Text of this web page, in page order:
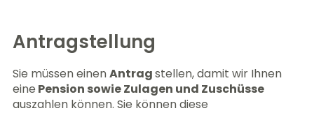
Antragstellung
Sie müssen einenAntragstellen, damit wir Ihnen
eine Pension sowie Zulagen und Zuschüsse
auszahlen können. Sie können diese